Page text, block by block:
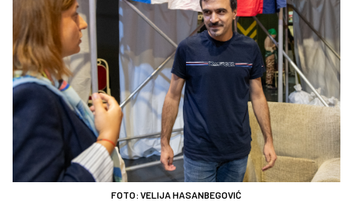
FOTO: VELIJA HASANBEGOVIĆ